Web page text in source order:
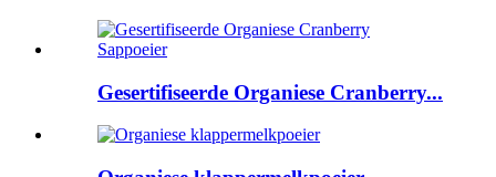
Gesertifiseerde Organiese Cranberry...